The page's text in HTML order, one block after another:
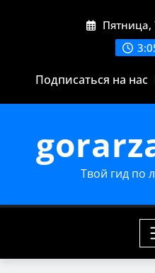
Пятница,
Подписаться на нас
Твой гид по